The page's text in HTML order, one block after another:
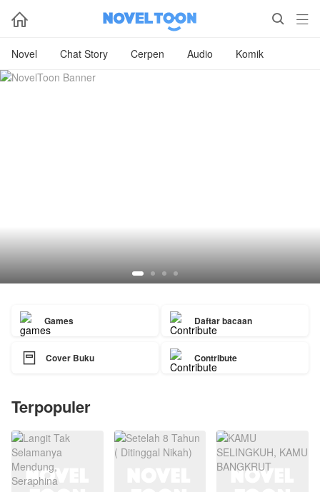
  
Novel Chat Story Cerpen Audio Komik
Games Daftar bacaan
 Cover Buku Contribute
Terpopuler